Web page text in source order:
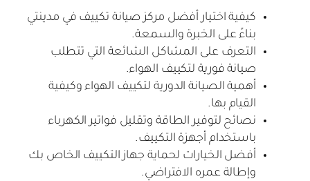
كيفية اختيار أفضل مركز صيانة تكييف في مدينتي
بناءً على الخبرة والسمعة.
التعرف على المشاكل الشائعة التي تتطلب
صيانة فورية لتكييف الهواء.
أهمية الصيانة الدورية لتكييف الهواء وكيفية
القيام بها.
نصائح لتوفير الطاقة وتقليل فواتير الكهرباء
باستخدام أجهزة التكييف.
أفضل الخيارات لحماية جهاز التكييف الخاص بك
وإطالة عمره الافتراضي.